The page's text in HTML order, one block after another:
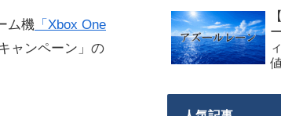
ム機 「Xbox One
ャンペーン」の